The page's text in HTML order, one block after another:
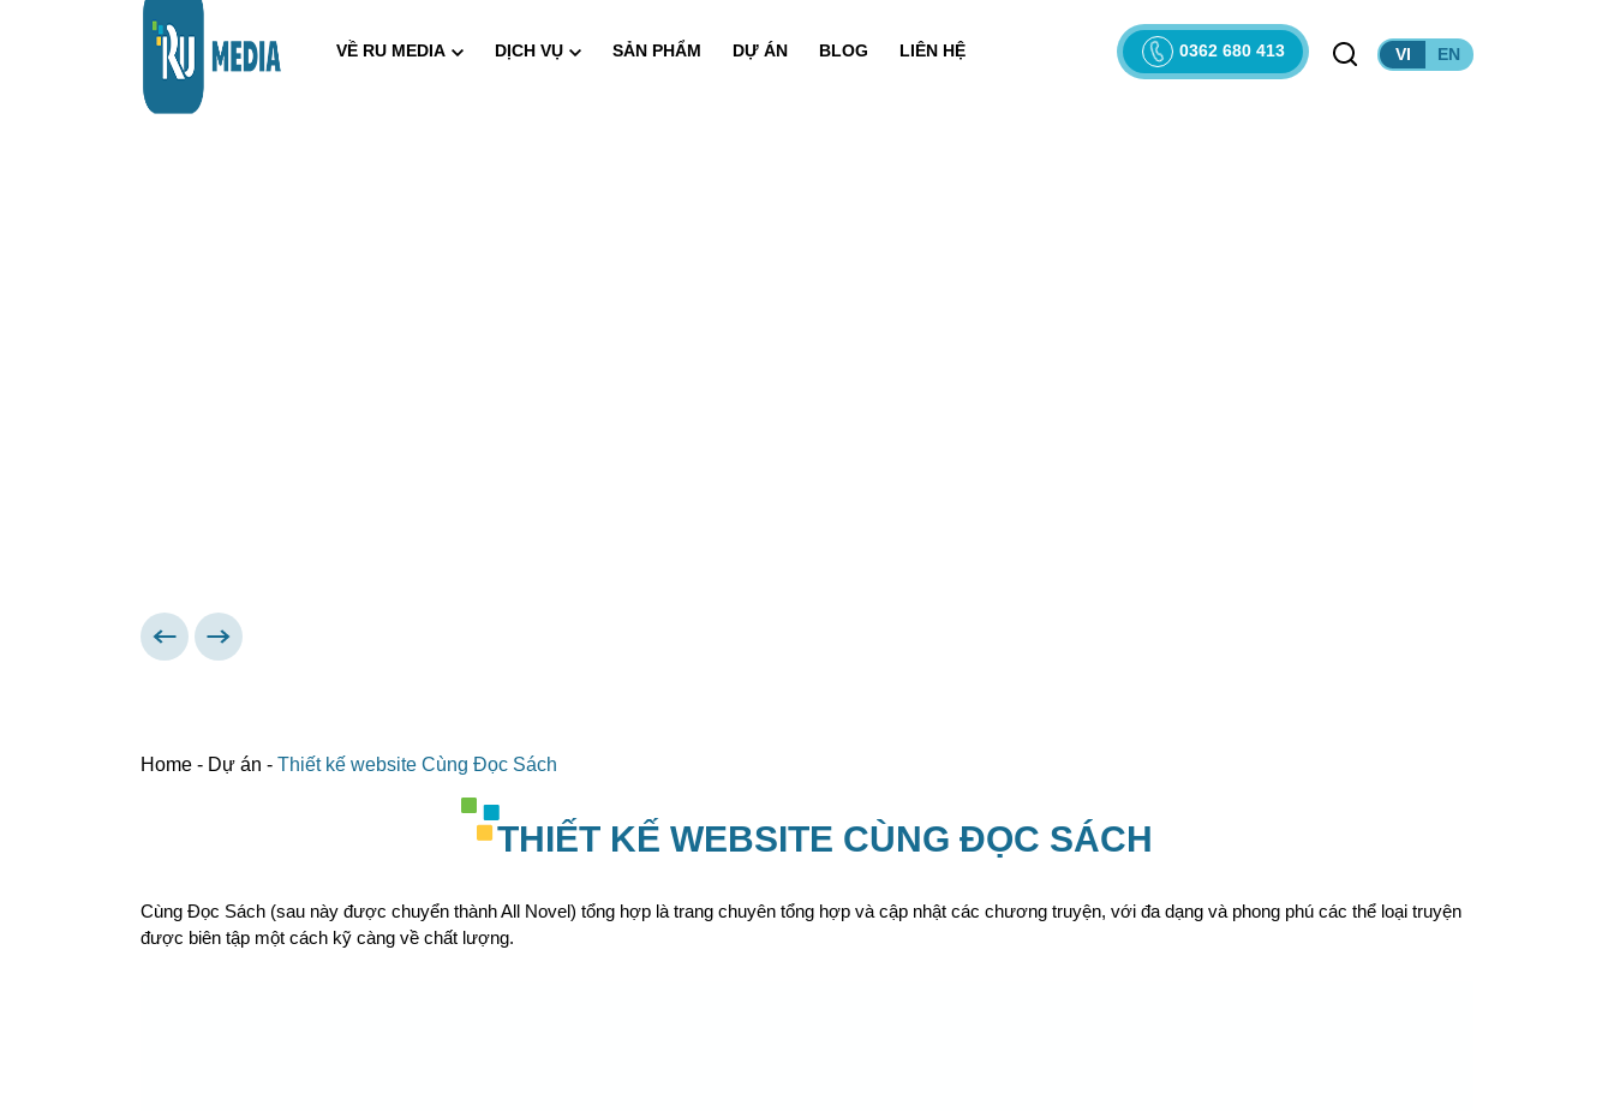
VỀ RU MEDIA DỊCH VỤ SẢN PHẨM DỰ ÁN BLOG LIÊN HỆ 0362 680 413 VI EN
Home - Dự án - Thiết kế website Cùng Đọc Sách
THIẾT KẾ WEBSITE CÙNG ĐỌC SÁCH
Cùng Đọc Sách (sau này được chuyển thành All Novel) tổng hợp là trang chuyên tổng hợp và cập nhật các chương truyện, với đa dạng và phong phú các thể loại truyện
được biên tập một cách kỹ càng về chất lượng.